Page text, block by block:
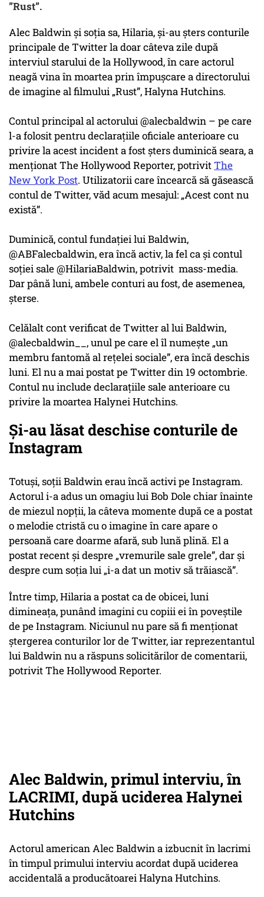
”Rust”.
Alec Baldwin și soția sa, Hilaria, și-au șters conturile
principale de Twitter la doar câteva zile după
interviul starului de la Hollywood, în care actorul
neagă vina în moartea prin împușcare a directorului
de imagine al filmului „Rust”, Halyna Hutchins.
Contul principal al actorului @alecbaldwin – pe care
l-a folosit pentru declarațiile oficiale anterioare cu
privire la acest incident a fost șters duminică seara, a
menționat The Hollywood Reporter, potrivitThe
New York Post. Utilizatorii care încearcă să găsească
contul de Twitter, văd acum mesajul: „Acest cont nu
există”.
Duminică, contul fundației lui Baldwin,
@ABFalecbaldwin, era încă activ, la fel ca și contul
soției sale @HilariaBaldwin, potrivit mass-media.
Dar până luni, ambele conturi au fost, de asemenea,
șterse.
Celălalt cont verificat de Twitter al lui Baldwin,
@alecbaldwin__, unul pe care el îl numește „un
membru fantomă al rețelei sociale”, era încă deschis
luni. El nu a mai postat pe Twitter din 19 octombrie.
Contul nu include declarațiile sale anterioare cu
privire la moartea Halynei Hutchins.
Și-au lăsat deschise conturile de
Instagram
Totuși, soții Baldwin erau încă activi pe Instagram.
Actorul i-a adus un omagiu lui Bob Dole chiar înainte
de miezul nopții, la câteva momente după ce a postat
o melodie ctristă cu o imagine în care apare o
persoană care doarme afară, sub lună plină. El a
postat recent și despre „vremurile sale grele”, dar și
despre cum soția lui „i-a dat un motiv să trăiască”.
Între timp, Hilaria a postat ca de obicei, luni
dimineața, punând imagini cu copiii ei în poveștile
de pe Instagram. Niciunul nu pare să fi menționat
ștergerea conturilor lor de Twitter, iar reprezentantul
lui Baldwin nu a răspuns solicitărilor de comentarii,
potrivit The Hollywood Reporter.
Alec Baldwin, primul interviu, în
LACRIMI, după uciderea Halynei
Hutchins
Actorul american Alec Baldwin a izbucnit în lacrimi
în timpul primului interviu acordat după uciderea
accidentală a producătoarei Halyna Hutchins.